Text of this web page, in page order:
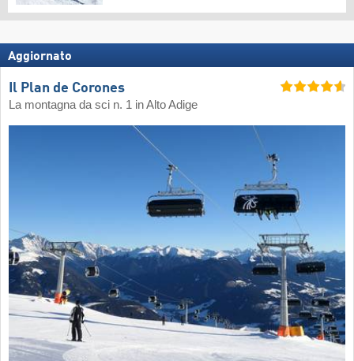
Aggiornato
Il Plan de Corones
La montagna da sci n. 1 in Alto Adige